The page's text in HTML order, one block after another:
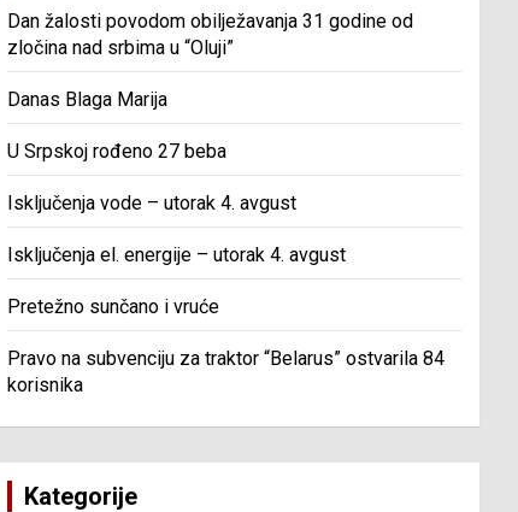
Dan žalosti povodom obilježavanja 31 godine od
zločina nad srbima u “Oluji”
Danas Blaga Marija
U Srpskoj rođeno 27 beba
Isključenja vode – utorak 4. avgust
Isključenja el. energije – utorak 4. avgust
Pretežno sunčano i vruće
Pravo na subvenciju za traktor “Belarus” ostvarila 84
korisnika
Kategorije